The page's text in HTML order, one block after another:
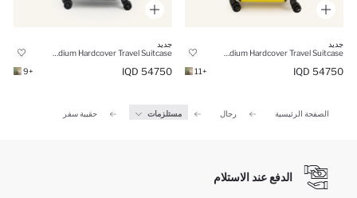
جديد
54750 IQD
+11
جديد
54750 IQD
+9
الصفحة الرئيسية رجال مستلزمات حقيبة سفر
الدفع عند الاستلام